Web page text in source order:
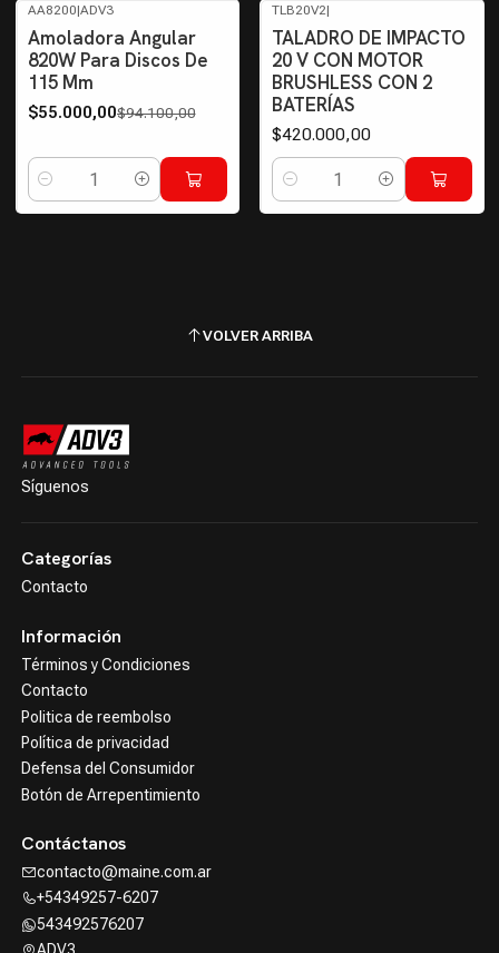
-42% OFF
AA8200|ADV3
Amoladora Angular
820W Para Discos De
115 Mm
$55.000,00$94.100,00
Cantidad
TLB20V2|
TALADRO DE IMPACTO
20 V CON MOTOR
BRUSHLESS CON 2
BATERÍAS
$420.000,00
Cantidad
VOLVER ARRIBA
Síguenos
Categorías
Contacto
Información
Términos y Condiciones
Contacto
Politica de reembolso
Política de privacidad
Defensa del Consumidor
Botón de Arrepentimiento
Contáctanos
contacto@maine.com.ar
+54349257-6207
543492576207